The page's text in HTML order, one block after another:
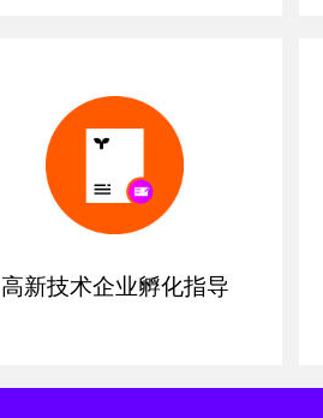
高新技术企业孵化指导